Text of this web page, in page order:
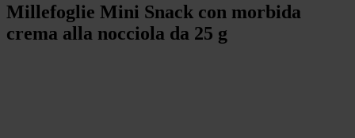
Millefoglie Mini Snack con morbida
crema alla nocciola da 25 g